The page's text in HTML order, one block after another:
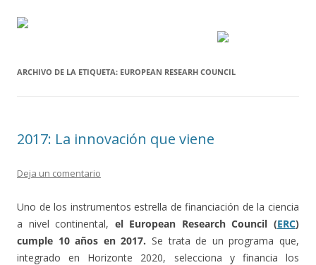
ARCHIVO DE LA ETIQUETA: EUROPEAN RESEARH COUNCIL
2017: La innovación que viene
Deja un comentario
Uno de los instrumentos estrella de financiación de la ciencia
a nivel continental, el European Research Council (ERC)
cumple 10 años en 2017. Se trata de un programa que,
integrado en Horizonte 2020, selecciona y financia los